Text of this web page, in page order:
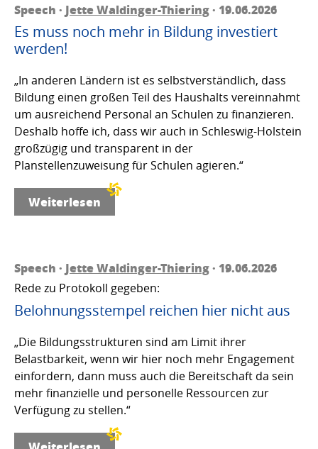
Speech · Jette Waldinger-Thiering· 19.06.2026
Es muss noch mehr in Bildung investiert
werden!
„In anderen Ländern ist es selbstverständlich, dass
Bildung einen großen Teil des Haushalts vereinnahmt
um ausreichend Personal an Schulen zu finanzieren.
Deshalb hoffe ich, dass wir auch in Schleswig-Holstein
großzügig und transparent in der
Planstellenzuweisung für Schulen agieren.“
Weiterlesen
Speech · Jette Waldinger-Thiering· 19.06.2026
Rede zu Protokoll gegeben:
Belohnungsstempel reichen hier nicht aus
„Die Bildungsstrukturen sind am Limit ihrer
Belastbarkeit, wenn wir hier noch mehr Engagement
einfordern, dann muss auch die Bereitschaft da sein
mehr finanzielle und personelle Ressourcen zur
Verfügung zu stellen.“